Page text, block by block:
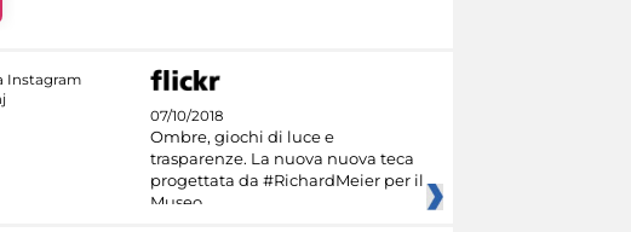
07/10/2018
Ombre, giochi di luce e
trasparenze. La nuova nuova teca
progettata da #RichardMeier per il
Museo